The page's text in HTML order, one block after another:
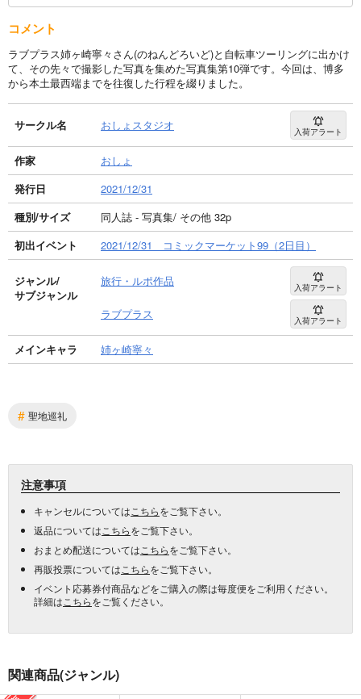
コメント
ラブプラス姉ヶ崎寧々さん(のねんどろいど)と自転車ツーリングに出かけ
て、その先々で撮影した写真を集めた写真集第10弾です。今回は、博多
から本土最西端までを往復した行程を綴りました。
サークル名 おしょスタジオ 入荷アラート
作家
おしょ
発行日
2021/12/31
種別/サイズ
同人誌 - 写真集/ その他 32p
初出イベント
2021/12/31 コミックマーケット99（2日目）
ジャンル/
サブジャンル
旅行・ルポ作品 入荷アラート
ラブプラス 入荷アラート
メインキャラ 姉ヶ崎寧々
# 聖地巡礼
注意事項
キャンセルについては こちらをご覧下さい。
返品については こちらをご覧下さい。
おまとめ配送については こちらをご覧下さい。
再販投票については こちらをご覧下さい。
イベント応募券付商品などをご購入の際は毎度便をご利用ください。
詳細は こちらをご覧ください。
関連商品(ジャンル)